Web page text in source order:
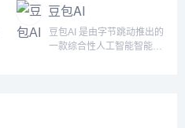
率、拓展创作领域，解锁无
限创作可能。强大的功能集
成，全...
创新的设计工具和资源，帮
助设计师在职业发展中持续
成长，最终实现更高的收入
的AI应用支持。通过低门槛
的接入方式，天工AI帮助企
业实现智能化转型，提升生
产效率和产品质量。平台通
豆包AI
豆包AI 是由字节跳动推出的
一款综合性人工智能智能体